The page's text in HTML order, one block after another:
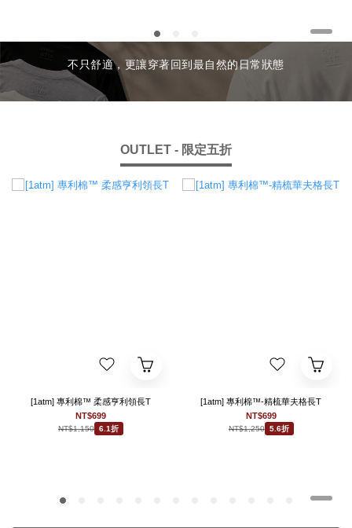
不只舒適，更讓穿著回到最自然的日常狀態
OUTLET - 限定五折
[1atm] 專利棉™ 柔感亨利領長T
NT$699
NT$1,150 6.1折
[1atm] 專利棉™-精梳華夫格長T
NT$699
NT$1,250 5.6折